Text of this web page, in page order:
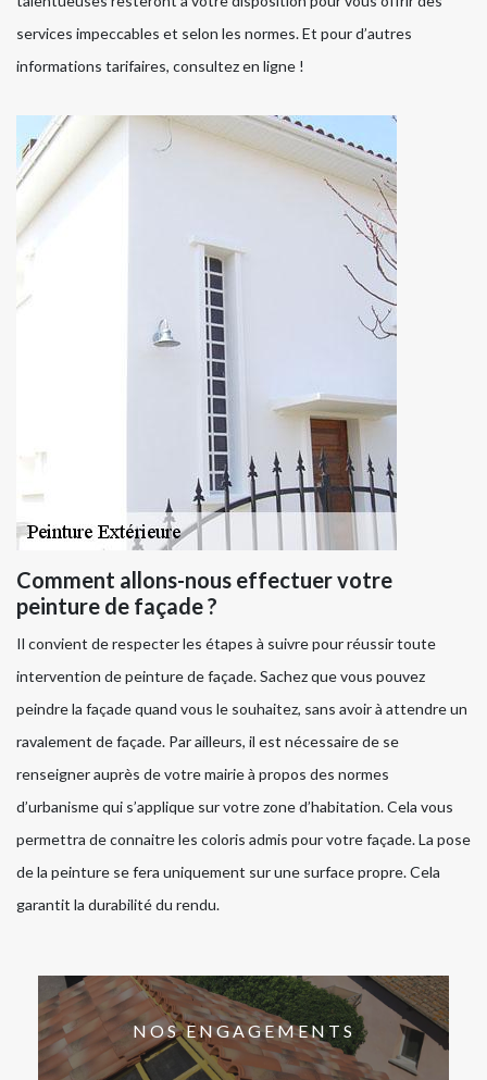
services impeccables et selon les normes. Et pour d’autres
informations tarifaires, consultez en ligne !
Comment allons-nous effectuer votre
peinture de façade ?
Il convient de respecter les étapes à suivre pour réussir toute
intervention de peinture de façade. Sachez que vous pouvez
peindre la façade quand vous le souhaitez, sans avoir à attendre un
ravalement de façade. Par ailleurs, il est nécessaire de se
renseigner auprès de votre mairie à propos des normes
d’urbanisme qui s’applique sur votre zone d’habitation. Cela vous
permettra de connaitre les coloris admis pour votre façade. La pose
de la peinture se fera uniquement sur une surface propre. Cela
garantit la durabilité du rendu.
NOS ENGAGEMENTS